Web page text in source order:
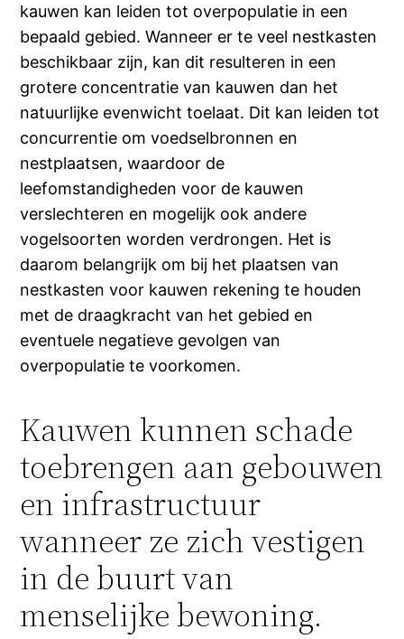
kauwen kan leiden tot overpopulatie in een
bepaald gebied. Wanneer er te veel nestkasten
beschikbaar zijn, kan dit resulteren in een
grotere concentratie van kauwen dan het
natuurlijke evenwicht toelaat. Dit kan leiden tot
concurrentie om voedselbronnen en
nestplaatsen, waardoor de
leefomstandigheden voor de kauwen
verslechteren en mogelijk ook andere
vogelsoorten worden verdrongen. Het is
daarom belangrijk om bij het plaatsen van
nestkasten voor kauwen rekening te houden
met de draagkracht van het gebied en
eventuele negatieve gevolgen van
overpopulatie te voorkomen.
Kauwen kunnen schade
toebrengen aan gebouwen
en infrastructuur
wanneer ze zich vestigen
in de buurt van
menselijke bewoning.